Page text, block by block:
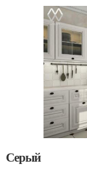
Серый